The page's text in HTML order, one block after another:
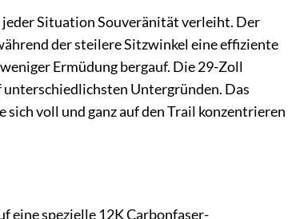
Situation Souveränität verleiht. Der
der steilere Sitzwinkel eine effiziente
Ermüdung bergauf. Die 29-Zoll
Untergründen. Das
voll und ganz auf den Trail konzentrieren
eine spezielle 12K Carbonfaser-